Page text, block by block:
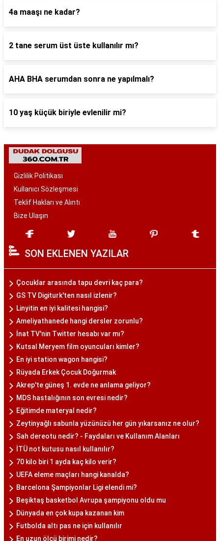
4a maaşı ne kadar?
2 tane serum üst üste kullanılır mı?
AHA BHA serumdan sonra ne yapılmalı?
10 yaş küçük biriyle evlenilir mi?
Gizlilik Politikası
Kullanıcı Sözleşmesi
Teklif Hakları ve Alıntı
Bize Ulaşın
SON EKLENEN YAZILAR
Çocuklar arasında tapu devri kaç para?
GS TV Digiturk'ten nasıl izlenir?
Linyitin en iyi kalitesi hangisi?
Ameliyathanede hangi dersler zorunlu?
İnat TV'nin Twitter hesabı var mı?
Kutsal Meryem film oyuncuları kimler?
En iyi station wagon hangisi?
Rüyada Erkek Çocuk Doğurmak
Akrep'te güneş 1. evde ne anlama geliyor?
MDS hastalığının son evresi nedir?
Eğitimde materyal nedir?
Zeytinyağlı sabunla yüzünüzü her gün yıkarsanız ne olur?
Sah dereotu nedir? - Faydaları ve Kullanım Alanları
İTÜ not kutusu nasıl kullanılır?
70 kilo biri 1 ayda kaç kilo verir?
UEFA eleme maçları hangi kanalda?
Barcelona Şampiyonlar Ligi elendi mi?
Beşiktaş basketbol Avrupa şampiyonu oldu mu
Dünyada en çok kupa kazanan kim
Futbolda altı pas ne için kullanılır
En uzun ölçü birimi nedir?